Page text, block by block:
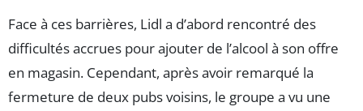
Face à ces barrières, Lidl a d’abord rencontré des
difficultés accrues pour ajouter de l’alcool à son offre
en magasin. Cependant, après avoir remarqué la
fermeture de deux pubs voisins, le groupe a vu une